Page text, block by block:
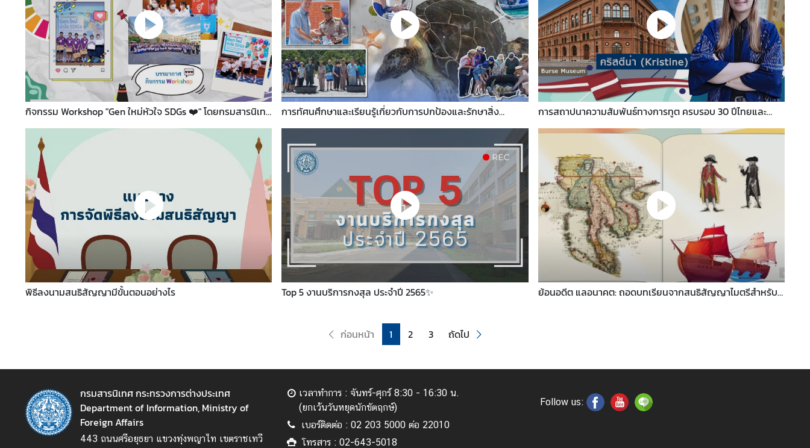
แ
ล
กิ
จ
ก
ร
ร
ม
อ
ป
ร
ะ
า
สั
ม
ป
ะ
ก
า
กิจกรรม Workshop "Gen ใหม่หัวใจ SDGs ❤️" โดยกรมสารนิเทศ
กระทรวงการต่างประเทศ
การทัศนศึกษาและเรียนรู้เกี่ยวกับการปกป้องและรักษาสิ่ง
แวดล้อมและสิ่งมีชีวิตทางทะเล
การสถาปนาความสัมพันธ์ทางการทูต ครบรอบ 30 ปีไทยและ
ลัตเวีย
พิธีลงนามสนธิสัญญามีขั้นตอนอย่างไร Top 5 งานบริการกงสุล ประจำปี 2565✨
ย้อนอดีต แลอนาคต: ถอดบทเรียนจากสนธิสัญญาไมตรีสำหรับ
ก่อนหน้า 1 2 3 ถัดไป
กรมสารนิเทศ กระทรวงการต่างประเทศ
Department of Information, Ministry of
Foreign Affairs
443 ถนนศรีอยุธยา แขวงทุ่งพญาไท เขตราชเทวี
เวลาทำการ : จันทร์-ศุกร์ 8:30 - 16:30 น.
(ยกเว้นวันหยุดนักขัตฤกษ์)
เบอร์ติดต่อ : 02 203 5000 ต่อ 22010
โทรสาร : 02-643-5018
Follow us: